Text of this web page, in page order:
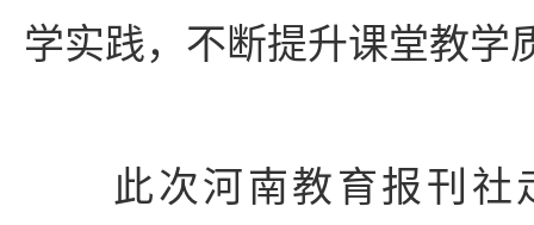
学实践，不断提升课堂教学
此次河南教育报刊社